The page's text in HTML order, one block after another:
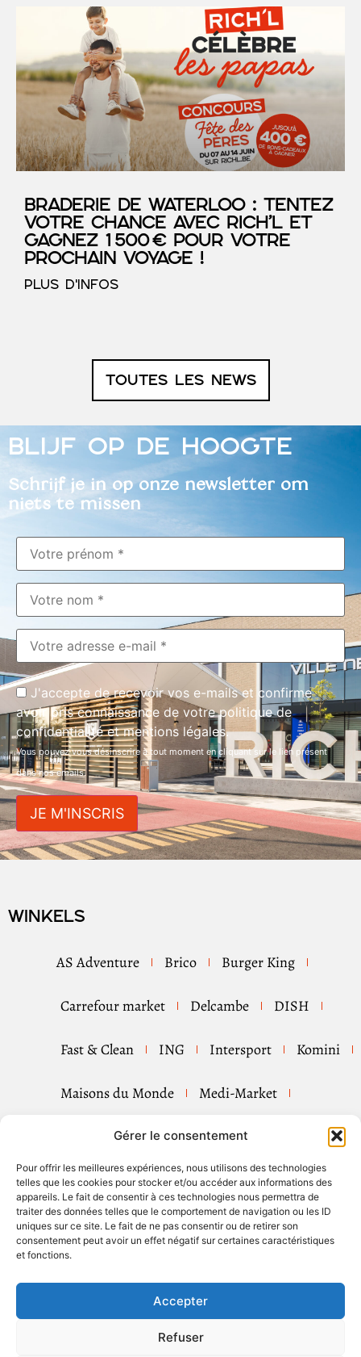
Gérer le consentement
Pour offrir les meilleures expériences, nous utilisons des technologies
telles que les cookies pour stocker et/ou accéder aux informations des
appareils. Le fait de consentir à ces technologies nous permettra de
traiter des données telles que le comportement de navigation ou les ID
uniques sur ce site. Le fait de ne pas consentir ou de retirer son
consentement peut avoir un effet négatif sur certaines caractéristiques
et fonctions.
Accepter
Refuser
Braderie de Waterloo : tentez
votre chance avec RICH’L et
gagnez 1 500 € pour votre
prochain voyage !
PLUS D'INFOS
TOUTES LES NEWS
BLIJF OP DE HOOGTE
Schrijf je in op onze newsletter om
niets te missen
J'accepte de recevoir vos e-mails et confirme
avoir pris connaissance de votre politique de
confidentialité et mentions légales.
Vous pouvez vous désinscrire à tout moment en cliquant sur le lien présent
dans nos emails.
Winkels
AS Adventure Brico Burger King
Carrefour market Delcambe DISH
Fast & Clean ING Intersport Komini
Maisons du Monde Medi-Market
Mister Minit Pizza Hut Shell
Tip Top Couture Tui
Rubrieken
Volg ons